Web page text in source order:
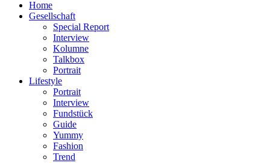
Home
Gesellschaft
Special Report
Interview
Kolumne
Talkbox
Portrait
Lifestyle
Portrait
Interview
Fundstück
Guide
Yummy
Fashion
Trend